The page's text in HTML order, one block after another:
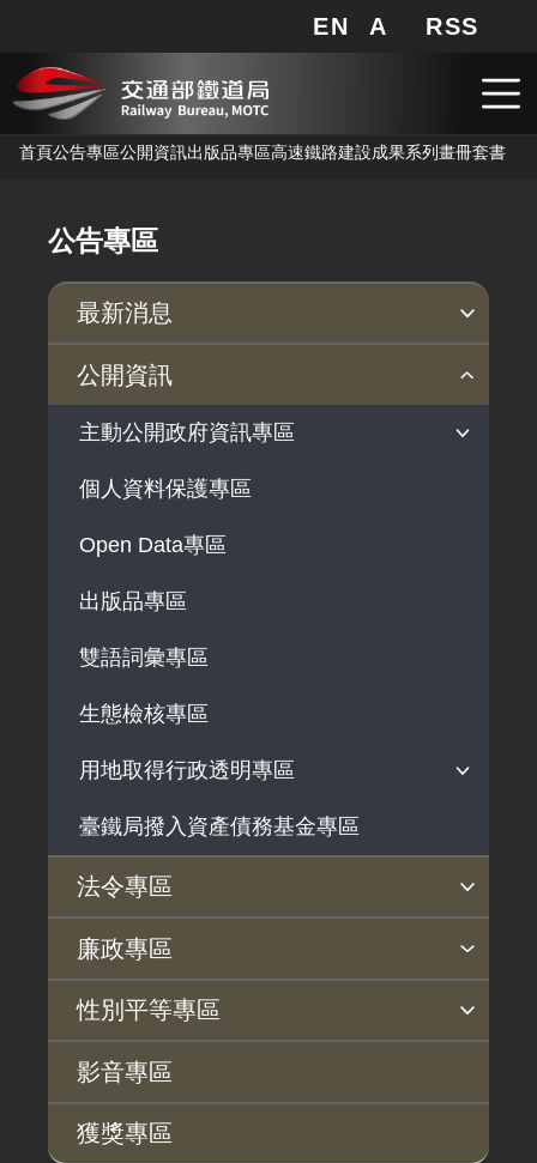
跳到主要內容
網站地圖
EN A 局長信箱
RSS
首頁公告專區公開資訊出版品專區高速鐵路建設成果系列畫冊套書
公告專區
最新消息
新聞稿
公聽會
公告事項
公開資訊
主動公開政府資訊專區
法律及法規命令
解釋性規定及裁量基準
行政指導有關文書
施政計畫、業務統計及研究報告
預算與決算書
政策宣導廣告支出
個人資料保護專區
Open Data專區
出版品專區
雙語詞彙專區
生態檢核專區
用地取得行政透明專區
用地公告
用地法規
徵收案件資訊
臺鐵局撥入資產債務基金專區
法令專區
法令查詢
解釋性規定及裁量基準
法令英譯徵集意見專區
訴願文件下載
相關實務判解
相關網站資源
廉政專區
揭弊者保護專區
廉政訊息
利益衝突迴避園地
公務員廉政倫理規範
公職人員財產申報園地
廉政檢舉管道
桃地計畫廉政平臺專網
桃地計畫
廉政平臺
啟動儀式及交流座談會
性別平等專區
性別平等工作小組
宣傳事項
性別平等推動計畫
性別平等統計分析
性別平等影響評估
性騷擾防治
相關網站
影音專區
獲獎專區